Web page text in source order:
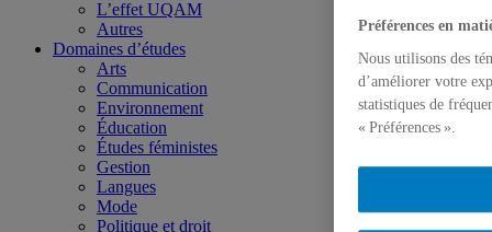
L’effet UQAM
Autres
Domaines d’études
Arts
Communication
Environnement
Éducation
Études féministes
Gestion
Langues
Mode
Politique et droit
Préférences en
Nous utilisons des
d’améliorer votre
statistiques de
« Préférences ».